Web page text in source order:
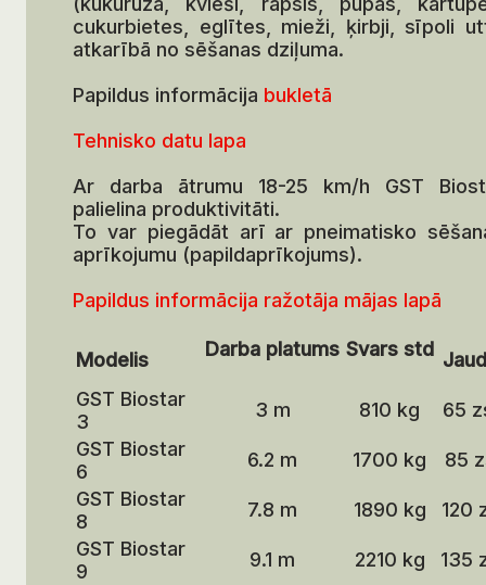
cukurbietes, eglītes, mieži, ķirbji, sīpoli
atkarībā no sēšanas dziļuma.
Papildus informācija bukletā
Tehnisko datu lapa
Ar darba ātrumu 18-25 km/h GST
palielina produktivitāti.
To var piegādāt arī ar pneimatisko
aprīkojumu (papildaprīkojums).
Papildus informācija ražotāja mājas lapā
Modelis Darba platums Svars std
GST Biostar
3
3 m 810 kg
65
GST Biostar
6
6.2 m 1700 kg
85
GST Biostar
8
7.8 m 1890 kg
120
GST Biostar
9
9.1 m 2210 kg
135